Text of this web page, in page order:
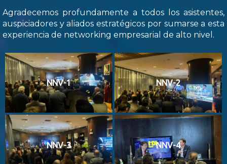
Agradecemos profundamente a todos los asistentes,
auspiciadores y aliados estratégicos por sumarse a esta
experiencia de networking empresarial de alto nivel.
NNV-1 NNV-2
NNV-3 NNV-4